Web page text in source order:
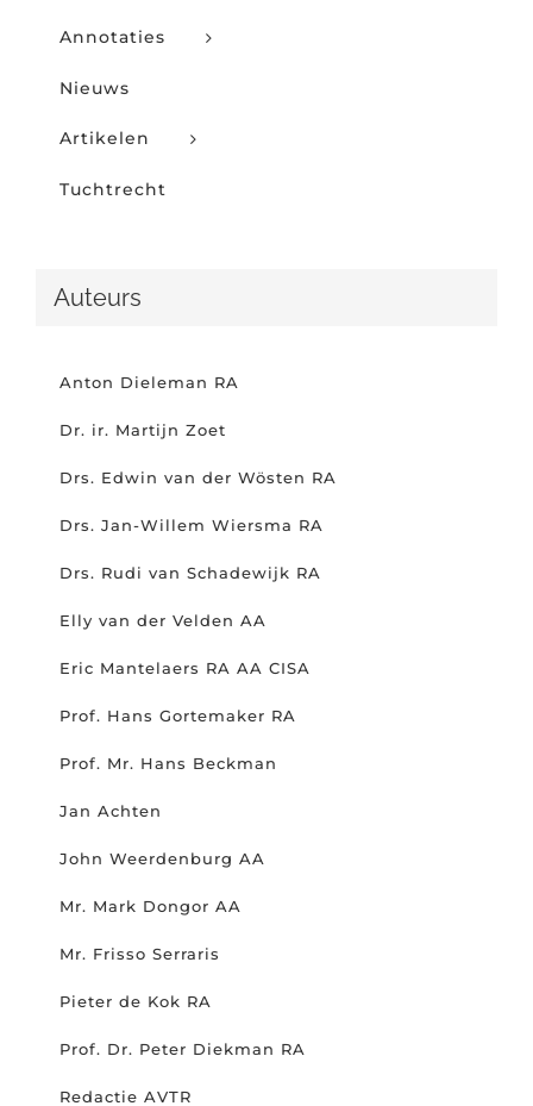
Annotaties
Nieuws
Artikelen
Tuchtrecht
Auteurs
Anton Dieleman RA
Dr. ir. Martijn Zoet
Drs. Edwin van der Wösten RA
Drs. Jan-Willem Wiersma RA
Drs. Rudi van Schadewijk RA
Elly van der Velden AA
Eric Mantelaers RA AA CISA
Prof. Hans Gortemaker RA
Prof. Mr. Hans Beckman
Jan Achten
John Weerdenburg AA
Mr. Mark Dongor AA
Mr. Frisso Serraris
Pieter de Kok RA
Prof. Dr. Peter Diekman RA
Redactie AVTR